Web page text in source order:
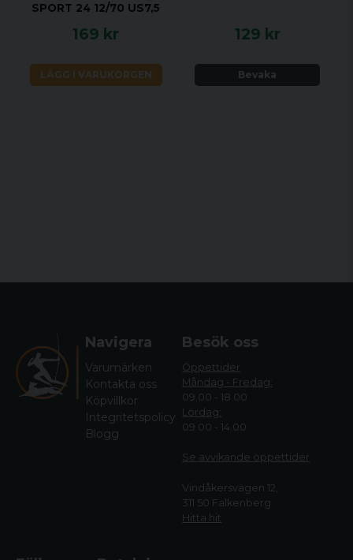
SPORT 24 12/70 US7,5
169 kr
LÄGG I VARUKORGEN
129 kr
Bevaka
Navigera
Varumärken
Kontakta oss
Köpvillkor
Integritetspolicy
Blogg
Besök oss
Öppettider
Måndag - Fredag:
09.00 - 18.00
Lördag:
09.00 - 14.00
Se avvikande öppettider
Vindåkersvägen 12,
311 50 Falkenberg
Hitta hit